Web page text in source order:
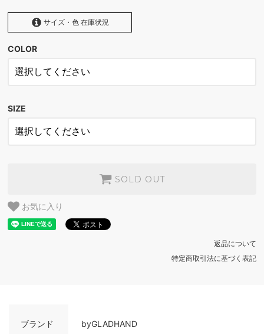
サイズ・色 在庫状況
COLOR
SIZE
SOLD OUT
お気に入り
返品について
特定商取引法に基づく表記
ブランド byGLADHAND